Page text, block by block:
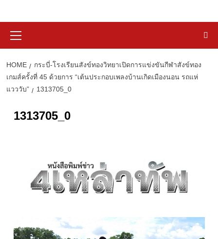
Menu
HOME
กระบี่-โรงเรียนสังข์ทองวิทยาเปิดการแข่งขันกีฬาสังข์ทอง
เกมส์ครั้งที่ 45 ด้วยการ “เต้นประกอบเพลงบ้านเกิดเมืองนอน รถแห่
แวววับ”
1313705_0
1313705_0